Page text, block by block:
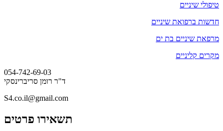
טיפולי שיניים
חדשות ברפואת שיניים
מרפאת שיניים בת ים
מקרים קליניים
054-742-69-03
ד"ר רומן סריברינסקי
S4.co.il@gmail.com
תשאירו פרטים